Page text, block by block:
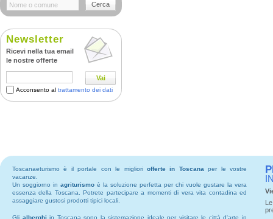
Cerca
Newsletter
Ricevi nella tua email
le nostre offerte
Vai
Acconsento al trattamento dei dati
Toscanaeturismo è il portale con le migliori offerte in Toscana per le vostre
vacanze.
Un soggiorno in agriturismo è la soluzione perfetta per chi vuole gustare la vera
essenza della Toscana. Potrete partecipare a momenti di vera vita contadina ed
assaggiare gustosi prodotti tipici locali.
Gli alberghi in Toscana sono la sistemazione ideale per visitare le città d'arte in